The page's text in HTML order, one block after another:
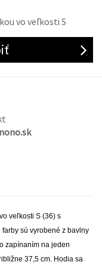
vo veľkosti S
vo veľkosti S (36) s
sú vyrobené z bavlny
zapínaním na jeden
37,5 cm. Hodia sa